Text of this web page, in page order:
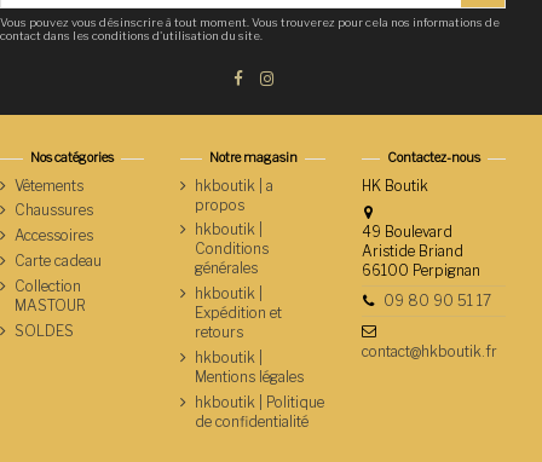
Vous pouvez vous désinscrire à tout moment. Vous trouverez pour cela nos informations de
contact dans les conditions d'utilisation du site.
Nos catégories
Vêtements
Chaussures
Accessoires
Carte cadeau
Collection
MASTOUR
SOLDES
Notre magasin
hkboutik | a
propos
hkboutik |
Conditions
générales
hkboutik |
Expédition et
retours
hkboutik |
Mentions légales
hkboutik | Politique
de confidentialité
Contactez-nous
HK Boutik
49 Boulevard
Aristide Briand
66100 Perpignan
09 80 90 51 17
contact@hkboutik.fr